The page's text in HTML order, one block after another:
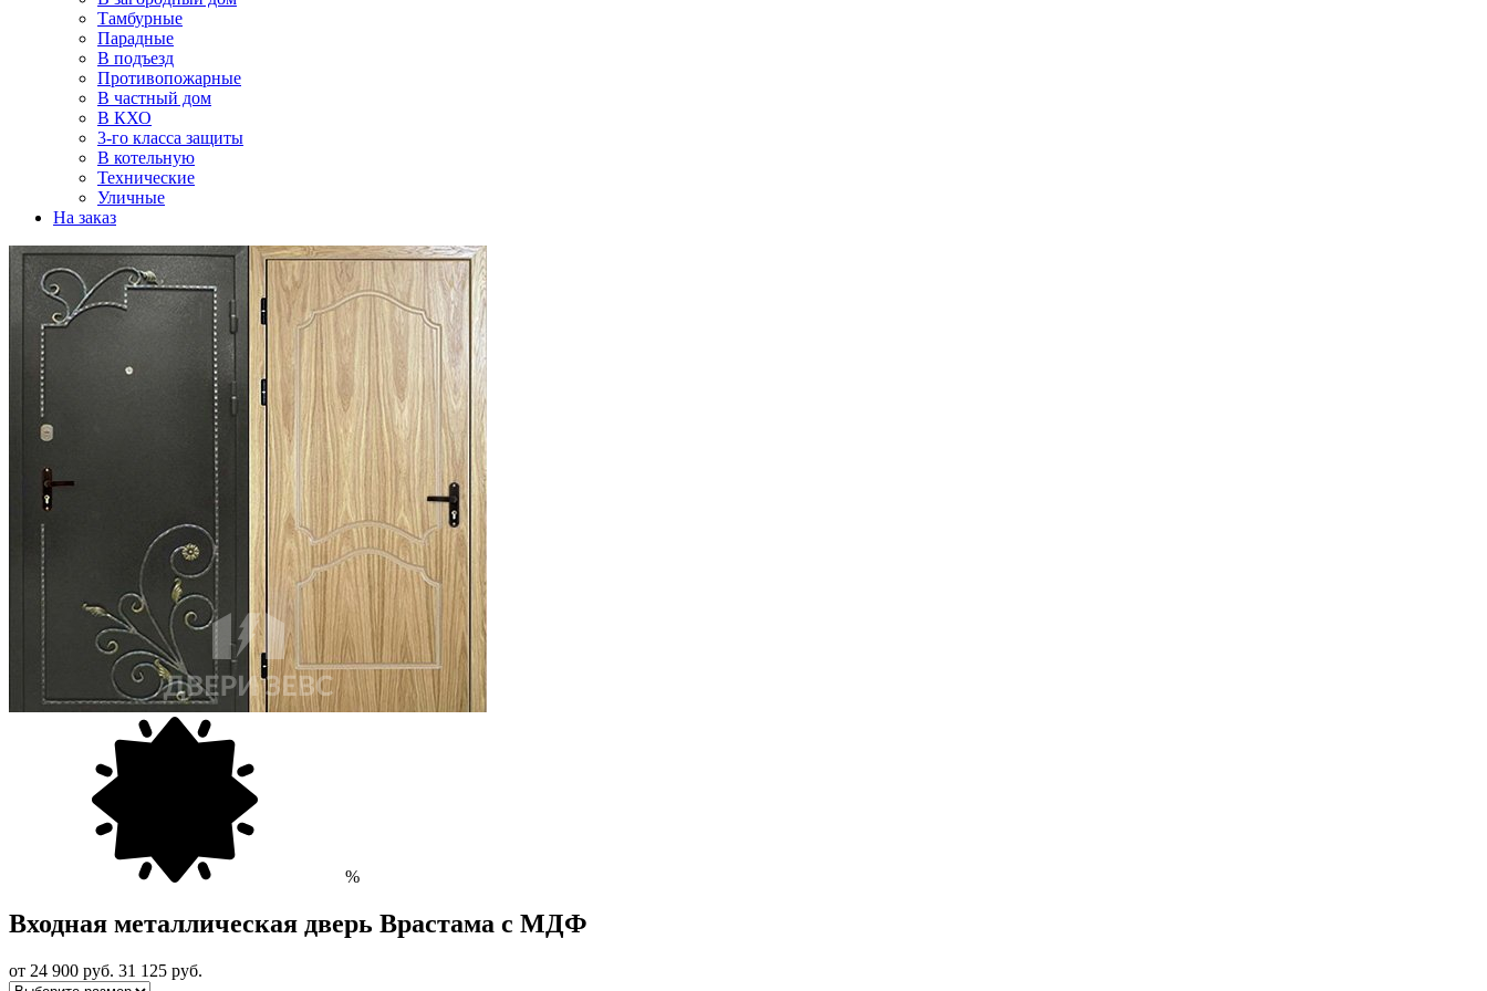
Тамбурные
Парадные
В подъезд
Противопожарные
В частный дом
В КХО
3-го класса защиты
В котельную
Технические
Уличные
На заказ
%
Входная металлическая дверь Врастама с МДФ
от 24 900 руб. 31 125 руб.